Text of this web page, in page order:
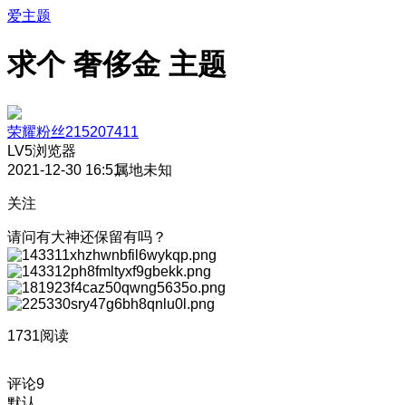
爱主题
求个 奢侈金 主题
荣耀粉丝215207411
LV5浏览器
2021-12-30 16:51属地未知
关注
请问有大神还保留有吗？
1731阅读
评论9